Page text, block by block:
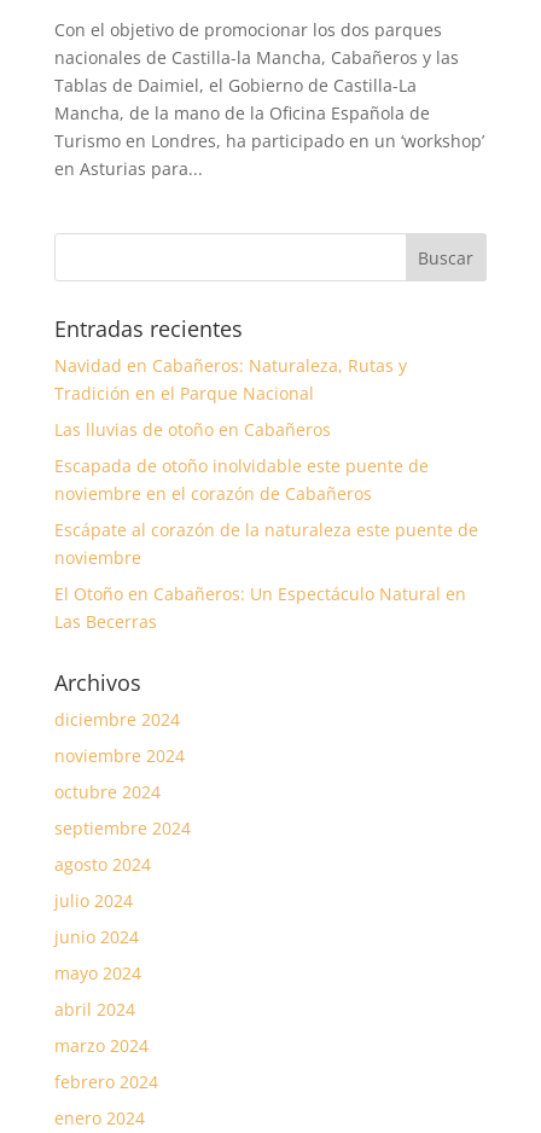
Con el objetivo de promocionar los dos parques
nacionales de Castilla-la Mancha, Cabañeros y las
Tablas de Daimiel, el Gobierno de Castilla-La
Mancha, de la mano de la Oficina Española de
Turismo en Londres, ha participado en un ‘workshop’
en Asturias para...
Entradas recientes
Navidad en Cabañeros: Naturaleza, Rutas y
Tradición en el Parque Nacional
Las lluvias de otoño en Cabañeros
Escapada de otoño inolvidable este puente de
noviembre en el corazón de Cabañeros
Escápate al corazón de la naturaleza este puente de
noviembre
El Otoño en Cabañeros: Un Espectáculo Natural en
Las Becerras
Archivos
diciembre 2024
noviembre 2024
octubre 2024
septiembre 2024
agosto 2024
julio 2024
junio 2024
mayo 2024
abril 2024
marzo 2024
febrero 2024
enero 2024